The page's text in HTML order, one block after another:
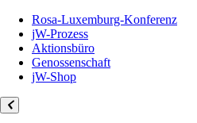
Rosa-Luxemburg-Konferenz
jW-Prozess
Aktionsbüro
Genossenschaft
jW-Shop